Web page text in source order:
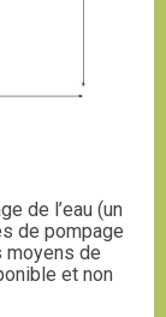
de l’eau (un
de pompage
moyens de
et non